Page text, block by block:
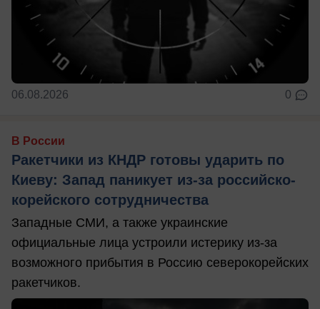
06.08.2026 0
В России
Ракетчики из КНДР готовы ударить по
Киеву: Запад паникует из-за российско-
корейского сотрудничества
Западные СМИ, а также украинские
официальные лица устроили истерику из-за
возможного прибытия в Россию северокорейских
ракетчиков.